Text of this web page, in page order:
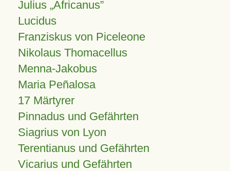
Julius Africanus
Lucidus
Franziskus von Piceleone
Nikolaus Thomacellus
Menna-Jakobus
Maria Peñalosa
17 Märtyrer
Pinnadus und Gefährten
Siagrius von Lyon
Terentianus und Gefährten
Vicarius und Gefährten